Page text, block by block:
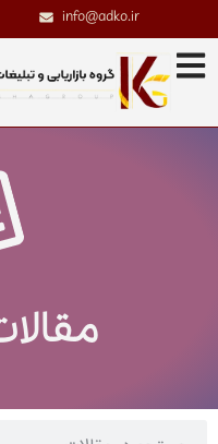
info@adko.ir